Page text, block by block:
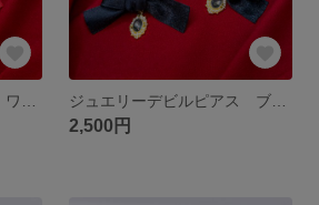
ジュエリーデビルピアス ブラック
2,500円